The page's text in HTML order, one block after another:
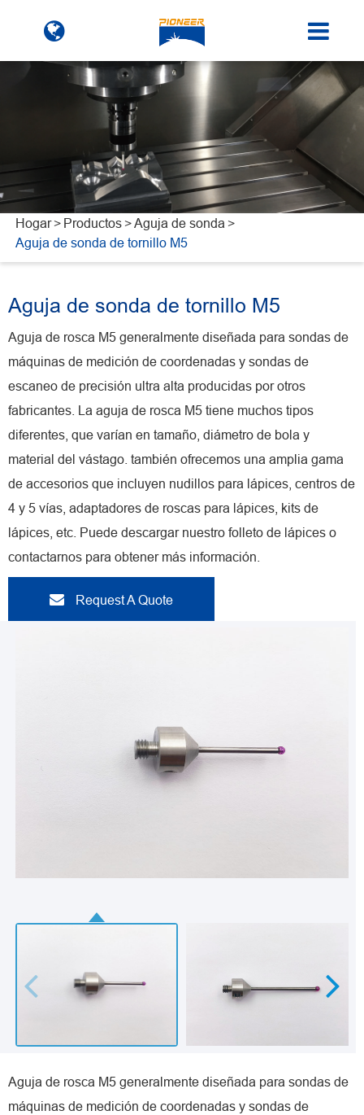
Hogar Productos
Aguja de sonda
Aguja de sonda de tornillo M5
Aguja de sonda de tornillo M5
Aguja de rosca M5 generalmente diseñada para sondas de
máquinas de medición de coordenadas y sondas de
escaneo de precisión ultra alta producidas por otros
fabricantes. La aguja de rosca M5 tiene muchos tipos
diferentes, que varían en tamaño, diámetro de bola y
material del vástago. también ofrecemos una amplia gama
de accesorios que incluyen nudillos para lápices, centros de
4 y 5 vías, adaptadores de roscas para lápices, kits de
lápices, etc. Puede descargar nuestro folleto de lápices o
contactarnos para obtener más información.
Request A Quote
Aguja de rosca M5 generalmente diseñada para sondas de
máquinas de medición de coordenadas y sondas de